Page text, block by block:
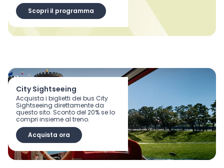
Scopri il programma
City Sightseeing
Acquista i biglietti dei bus City
Sightseeing direttamente da
questo sito. Sconto del 20% se lo
compri insieme al treno.
Acquista ora